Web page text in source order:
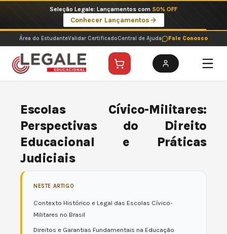
o
conteúdo
Imperdíveis no Pix: Pós Selecionadas a 199 reais no pix em parcela única
Ver ofertas
Área do EstudanteValidar CertificadoCentral de Ajuda Fale Conosco
Escolas Cívico-Militares:
Perspectivas do Direito
Educacional e Práticas
Judiciais
NESTE ARTIGO
Contexto Histórico e Legal das Escolas Cívico-
Militares no Brasil
Direitos e Garantias Fundamentais na Educação